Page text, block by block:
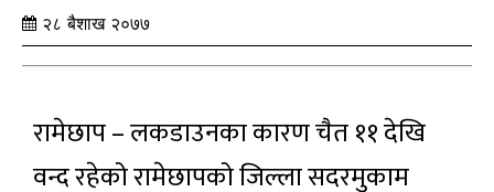
२८ बैशाख २०७७
रामेछाप – लकडाउनका कारण चैत ११ देखि
वन्द रहेको रामेछापको जिल्ला सदरमुकाम